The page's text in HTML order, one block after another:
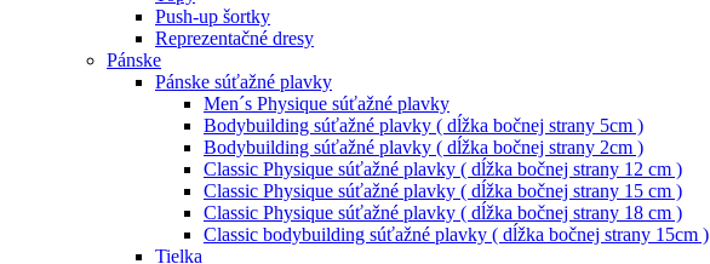
Push-up šortky
Reprezentačné dresy
Pánske
Pánske súťažné plavky
Men´s Physique súťažné plavky
Bodybuilding súťažné plavky ( dĺžka bočnej strany 5cm )
Bodybuilding súťažné plavky ( dĺžka bočnej strany 2cm )
Classic Physique súťažné plavky ( dĺžka bočnej strany 12 cm )
Classic Physique súťažné plavky ( dĺžka bočnej strany 15 cm )
Classic Physique súťažné plavky ( dĺžka bočnej strany 18 cm )
Classic bodybuilding súťažné plavky ( dĺžka bočnej strany 15cm )
Tielka